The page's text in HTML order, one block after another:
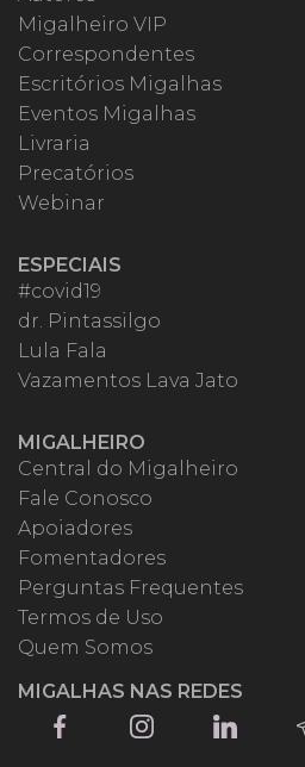
Migalheiro VIP
Correspondentes
Escritórios Migalhas
Eventos Migalhas
Livraria
Precatórios
Webinar
ESPECIAIS
#covid19
dr. Pintassilgo
Lula Fala
Vazamentos Lava Jato
MIGALHEIRO
Central do Migalheiro
Fale Conosco
Apoiadores
Fomentadores
Perguntas Frequentes
Termos de Uso
Quem Somos
MIGALHAS NAS REDES